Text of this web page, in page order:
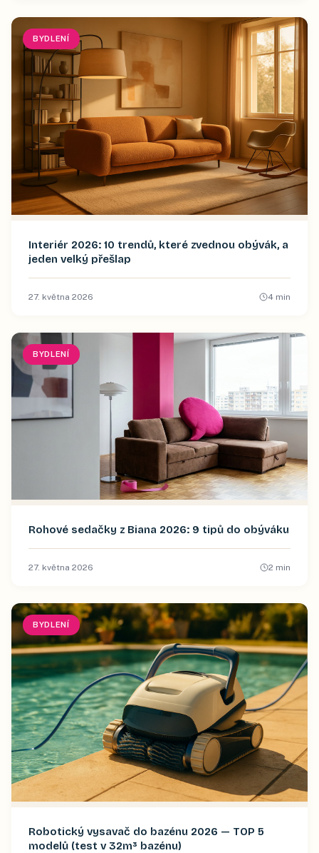
BYDLENÍ
Interiér 2026: 10 trendů, které zvednou obývák, a
jeden velký přešlap
27. května 2026 4 min
BYDLENÍ
Rohové sedačky z Biana 2026: 9 tipů do obýváku
27. května 2026 2 min
BYDLENÍ
Robotický vysavač do bazénu 2026 — TOP 5
modelů (test v 32m³ bazénu)